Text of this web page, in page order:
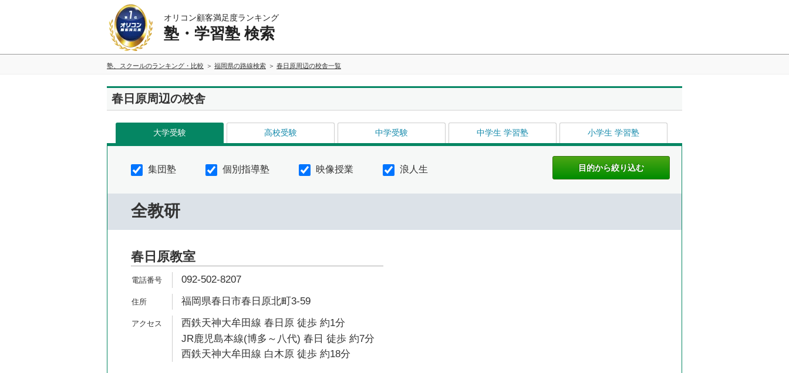
オリコン顧客満足度ランキング
塾・学習塾 検索
塾、スクールのランキング・比較 福岡県の路線検索 春日原周辺の校舎一覧
春日原周辺の校舎
大学受験 高校受験 中学受験 中学生 学習塾 小学生 学習塾
集団塾 個別指導塾 映像授業 浪人生
全教研
春日原教室
092-502-8207
福岡県春日市春日原北町3-59
西鉄天神大牟田線 春日原 徒歩 約1分
JR鹿児島本線(博多～八代) 春日 徒歩 約7分
西鉄天神大牟田線 白木原 徒歩 約18分